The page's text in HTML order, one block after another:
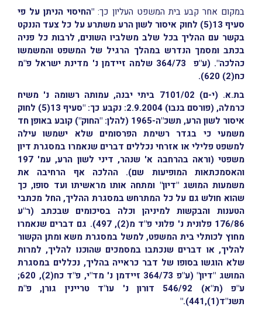
במקום אחר קבע בית המשפט העליון כך:"החיסוי הניתן על פי
סעיף 13(5) לחוק איסור לשון הרע משתרע על כל צעד הננקט
בקשר עם ההליך בכל שלב משלביו השונים, לרבות כל פניה
בכתב ומסמך הנדרש במהלך הרגיל של המשפט והמשמשו
כהלכה".
(ע"פ 364/73 שלמה זיידמן נ' מדינת ישראל פ"מ
כח(2) 620).
בת.א. (י-ם) 7101/02 ביתי יבנה, עמותה רשומה נ' משיח
כרמלה, (פורסם בנבו) 2.9.2004: נקבע כך: "סעיף 13(5) לחוק
איסור לשון הרע, תשכ"ה-1965 (להלן: "החוק") קובע באופן חד
משמעי כי בגדר רשימת הפרסומים שלא ישמשו עילה
למשפט פלילי או אזרחי נכללים דברים שנאמרו במסגרת דיון
משפטי (וראה בהרחבה א' שנהר, דיני לשון הרע, עמ' 197
והאסמכתאות המופיעות שם). ההלכה אף הרחיבה את
משמעות המושג "דיון" ומתחה אותו מראשיתו ועד סופו, כך
שהוא חולש גם על כל המתרחש במסגרת ההליך, החל מכתבי
הטענות והבקשות למיניהן וכלה בסיכומים שבכתב (ר"ע
176/86 פלונית נ' פלוני פ"ד מ(2), 497). גם דברים שנאמרו
מחוץ לכותלי בית המשפט, למשל במסגרת משא ומתן הקשור
להליך, או דברים שנכתבו במסמכים שהוכנו להליך, למרות
שלא הוגשו בסופו של דבר כראייה בהליך, נכללים במסגרת
המושג "דיון" (ע"פ 364/73 זיידמן נ' מד"י, פ"ד כח(2), 620;
ע"פ (ת"א) 546/92 דורון נ' עו"ד טריינין גורן, פ"מ
תשנ"ד(1),441)."